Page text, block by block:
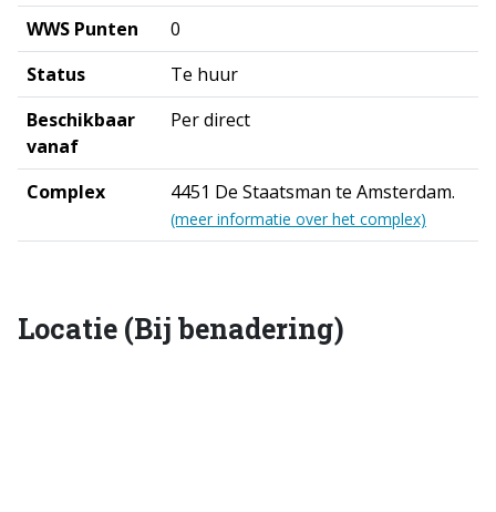
WWS Punten
0
Status
Te huur
Beschikbaar
vanaf
Per direct
Complex 4451 De Staatsman te Amsterdam.
(meer informatie over het complex)
Locatie (Bij benadering)